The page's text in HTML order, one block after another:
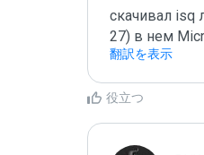
скачивал isq
27) в нем
翻訳を表示
役立つ